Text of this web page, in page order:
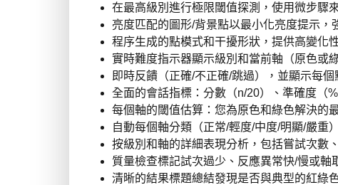
在最高級別進行極限閾值探測，使用微步驟
亮度匹配的圖形/背景點以最小化亮度提示，
程序生成的點模式和干擾形狀，提供高變化
實時難度指示器顯示級別和當前軸（原色或綠
即時反饋（正確/不正確/跳過），並顯示每個
全面的會話指標：分數（n/20）、準確度（
每個軸的閾值估算：您為原色和綠色解決的
自動每個軸分類（正常/輕度/中度/明顯/嚴重
按級別和軸的詳細表現分析，包括嘗試次數
質量檢查標記試次過少、反應異常快/慢或軸
清晰的結果標題總結發現是否與典型的紅綠